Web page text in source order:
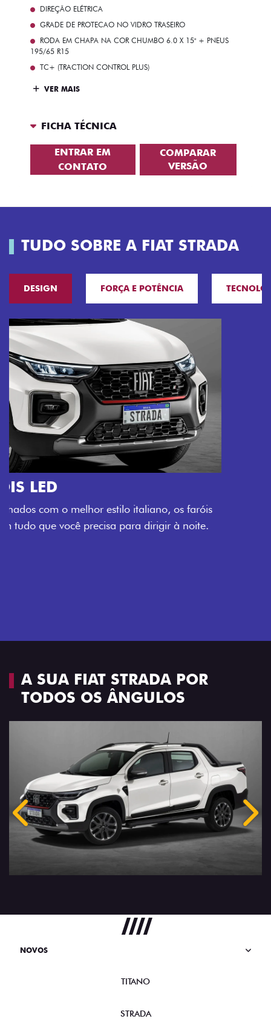
DIREÇÃO ELÉTRICA
GRADE DE PROTECAO NO VIDRO TRASEIRO
RODA EM CHAPA NA COR CHUMBO 6.0 X 15" + PNEUS
195/65 R15
TC+ (TRACTION CONTROL PLUS)
VER MAIS
FICHA TÉCNICA
ENTRAR EM
CONTATO
COMPARAR
VERSÃO
TUDO SOBRE A FIAT STRADA
DESIGN FORÇA E POTÊNCIA
O VERDADEIRO 5 LUGARES E 4
PORTAS
Todo mundo pode viajar confortável na Fiat Strada,
A SUA FIAT STRADA POR
TODOS OS ÂNGULOS
Anterior
NOVOS
TITANO
STRADA